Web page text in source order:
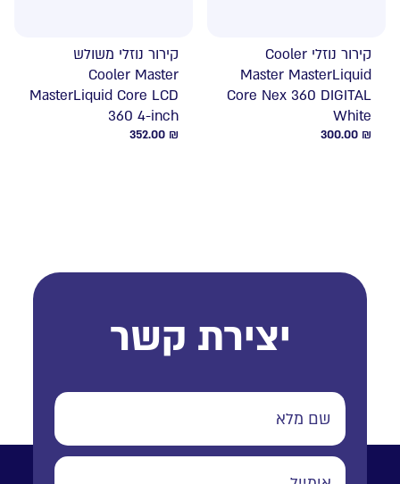
קירור נוזלי Cooler
Master MasterLiquid
Core Nex 360 DIGITAL
White
300.00 ₪
קירור נוזלי משולש
Cooler Master
MasterLiquid Core LCD
360 4-inch
352.00 ₪
יצירת קשר